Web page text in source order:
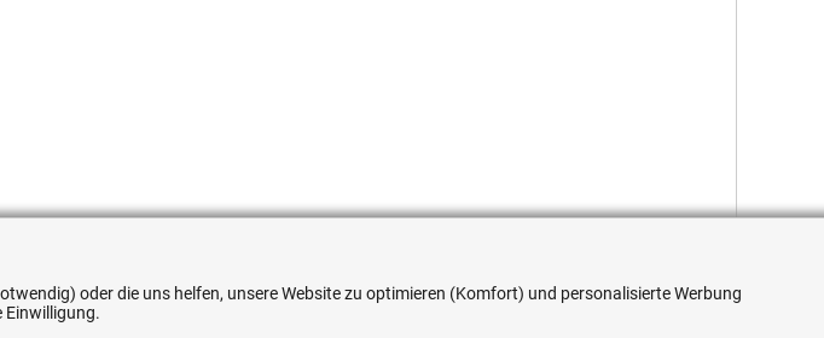
oder die uns helfen, unsere Website zu optimieren (Komfort) und personalisierte Werbung
Einwilligung.